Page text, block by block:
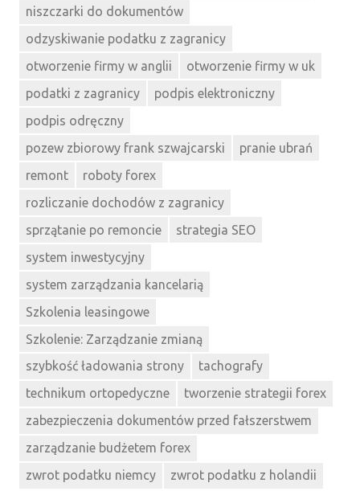
niszczarki do dokumentów
odzyskiwanie podatku z zagranicy
otworzenie firmy w anglii
otworzenie firmy w uk
podatki z zagranicy
podpis elektroniczny
podpis odręczny
pozew zbiorowy frank szwajcarski
pranie ubrań
remont
roboty forex
rozliczanie dochodów z zagranicy
sprzątanie po remoncie
strategia SEO
system inwestycyjny
system zarządzania kancelarią
Szkolenia leasingowe
Szkolenie: Zarządzanie zmianą
szybkość ładowania strony
tachografy
technikum ortopedyczne
tworzenie strategii forex
zabezpieczenia dokumentów przed fałszerstwem
zarządzanie budżetem forex
zwrot podatku niemcy
zwrot podatku z holandii